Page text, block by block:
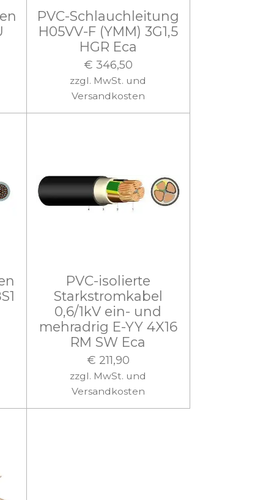
PVC-Schlauchleitung
H05VV-F (YMM) 3G1,5
HGR Eca
€ 346,50
zzgl. MwSt. und
Versandkosten
PVC-isolierte
Starkstromkabel
0,6/1kV ein- und
mehradrig E-YY 4X16
RM SW Eca
€ 211,90
zzgl. MwSt. und
Versandkosten